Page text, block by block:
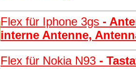
Flex für Iphone 3gs -
interne Antenne,
Flex für Nokia N93 -